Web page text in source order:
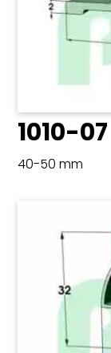
1010-07
40-50 mm